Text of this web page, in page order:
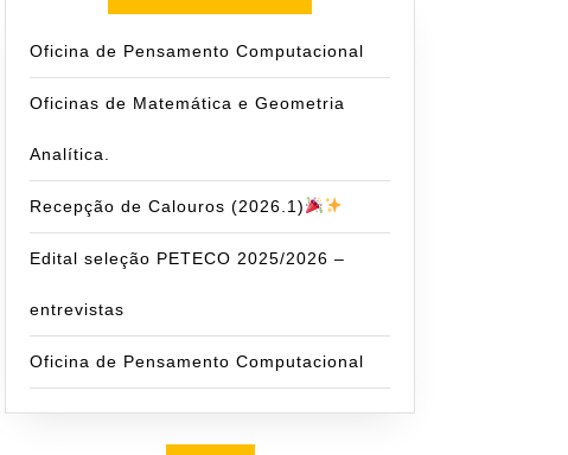
Oficina de Pensamento Computacional
Oficinas de Matemática e Geometria
Analítica.
Recepção de Calouros (2026.1)
Edital seleção PETECO 2025/2026 –
entrevistas
Oficina de Pensamento Computacional